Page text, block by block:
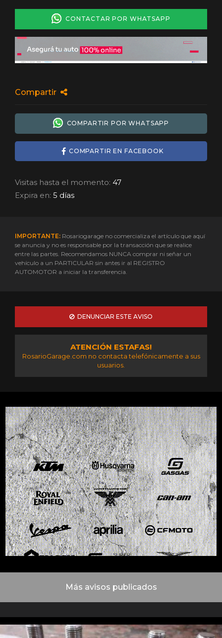
CONTACTAR POR WHATSAPP
Compartir
COMPARTIR POR WHATSAPP
COMPARTIR EN FACEBOOK
Visitas hasta el momento: 47
Expira en: 5 días
IMPORTANTE: Rosariogarage no comercializa el artículo que aquí
se anuncia y no es responsable por la transacción que se realice
entre las partes. Recomendamos NUNCA comprar ni señar un
vehículo a un PARTICULAR sin antes ir al REGISTRO
AUTOMOTOR a iniciar la transferencia.
DENUNCIAR ESTE AVISO
ATENCIÓN ESTAFAS!
RosarioGarage.com no contacta telefónicamente a sus
usuarios.
Más avisos publicados